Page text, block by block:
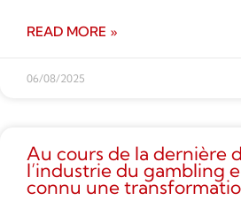
READ MORE »
06/08/2025
Au cours de la dernière
l’industrie du gambling
connu une